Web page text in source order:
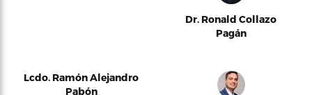
Dr. Ronald Collazo
Pagán
Lcdo. Ramón Alejandro
Pabón